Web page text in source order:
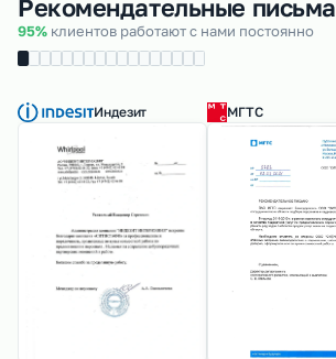
Рекомендательные письма
95% клиентов работают с нами постоянно
Индезит МГТС